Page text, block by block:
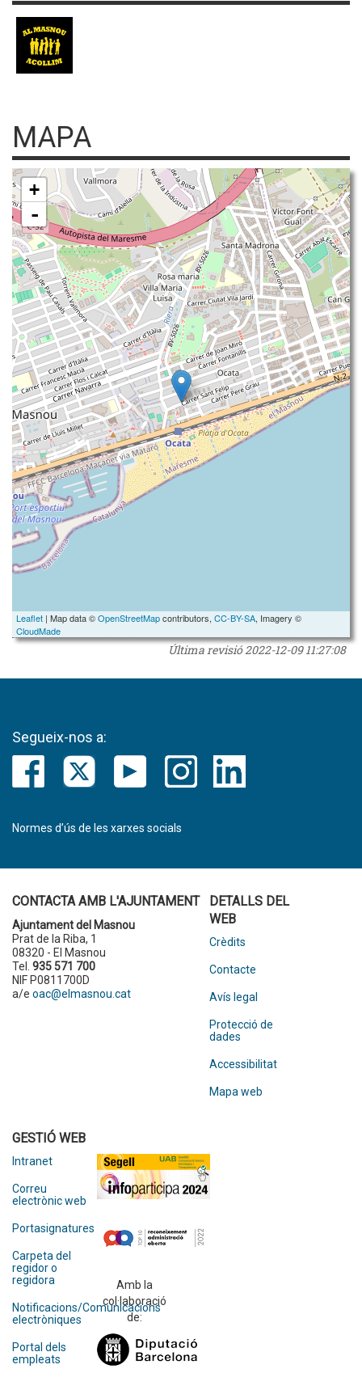
MAPA
+
-
Leaflet | Map data ©OpenStreetMapcontributors, CC-BY-SA, Imagery ©
CloudMade
Última revisió2022-12-09 11:27:08
Segueix-nos a:
Normes d’ús de les xarxes socials
CONTACTA AMB L'AJUNTAMENT
Ajuntament del Masnou
Prat de la Riba, 1
08320 - El Masnou
Tel. 935 571 700
NIF P0811700D
a/e oac@elmasnou.cat
DETALLS DEL
WEB
Crèdits
Contacte
Avís legal
Protecció de
dades
Accessibilitat
Mapa web
GESTIÓ WEB
Intranet
Correu
electrònic web
Portasignatures
Carpeta del
regidor o
regidora
Notificacions/Comunicacions
electròniques
Portal dels
empleats
Amb la
col·laboració
de: